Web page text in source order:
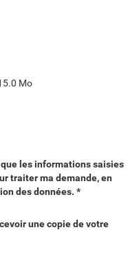
Mo
les informations saisies
traiter ma demande, en
des données. *(champ
une copie de votre